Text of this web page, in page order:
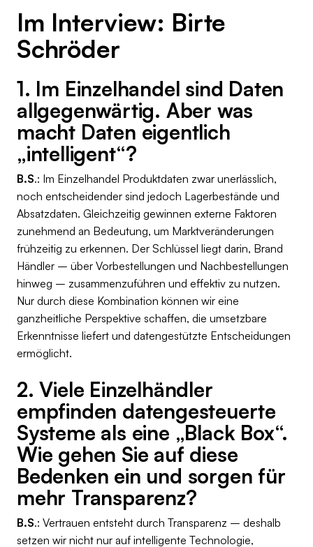
Im Interview: Birte
Schröder
1. Im Einzelhandel sind Daten
allgegenwärtig. Aber was
macht Daten eigentlich
„intelligent“?
B.S.: Im Einzelhandel Produktdaten zwar unerlässlich,
noch entscheidender sind jedoch Lagerbestände und
Absatzdaten. Gleichzeitig gewinnen externe Faktoren
zunehmend an Bedeutung, um Marktveränderungen
frühzeitig zu erkennen. Der Schlüssel liegt darin, Brand
Händler – über Vorbestellungen und Nachbestellungen
hinweg – zusammenzuführen und effektiv zu nutzen.
Nur durch diese Kombination können wir eine
ganzheitliche Perspektive schaffen, die umsetzbare
Erkenntnisse liefert und datengestützte Entscheidungen
ermöglicht.
2. Viele Einzelhändler
empfinden datengesteuerte
Systeme als eine „Black Box“.
Wie gehen Sie auf diese
Bedenken ein und sorgen für
mehr Transparenz?
B.S.: Vertrauen entsteht durch Transparenz – deshalb
setzen wir nicht nur auf intelligente Technologie,